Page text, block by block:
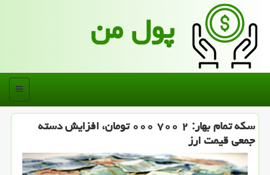
پول من
منو
سكه تمام بهار: ۲ ۷۰۰ ۰۰۰ تومان، افزایش دسته
جمعی قیمت ارز